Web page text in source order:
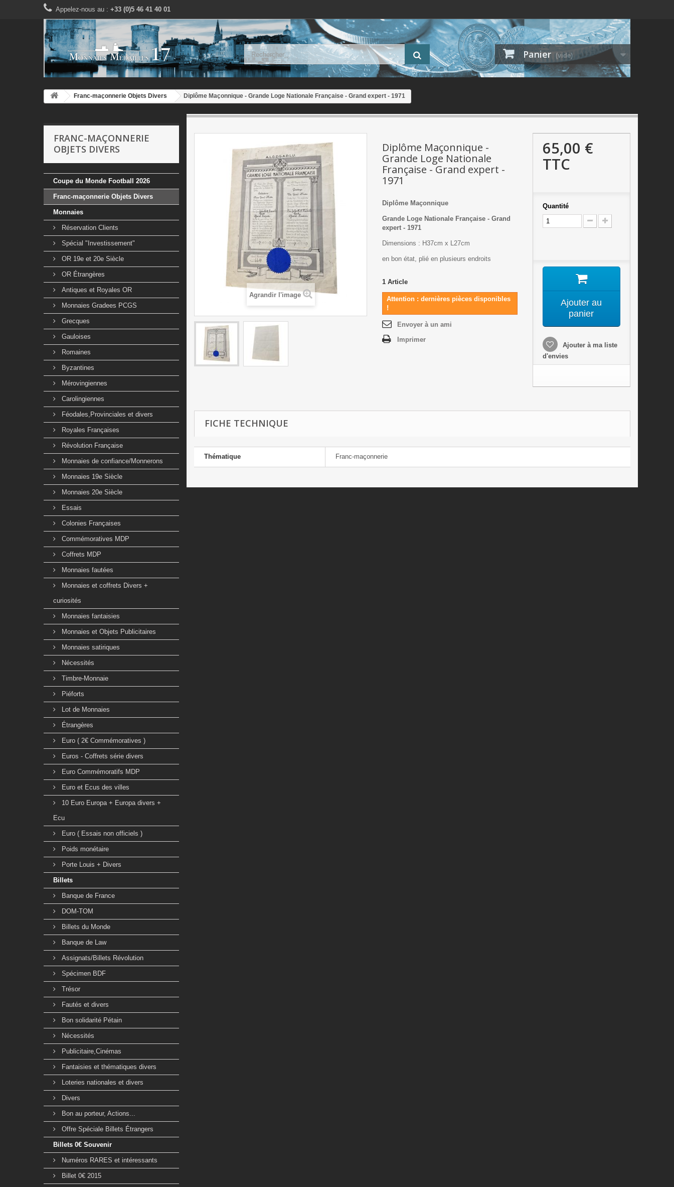
Appelez-nous au : +33 (0)5 46 41 40 01
Panier (vide)
Franc-maçonnerie Objets Divers Diplôme Maçonnique - Grande Loge Nationale Française - Grand expert - 1971
FRANC-MAÇONNERIE
OBJETS DIVERS
Coupe du Monde Football 2026
Franc-maçonnerie Objets Divers
Monnaies
Réservation Clients
Spécial "Investissement"
OR 19e et 20e Siècle
OR Étrangères
Antiques et Royales OR
Monnaies Gradees PCGS
Grecques
Gauloises
Romaines
Byzantines
Mérovingiennes
Carolingiennes
Féodales,Provinciales et divers
Royales Françaises
Révolution Française
Monnaies de confiance/Monnerons
Monnaies 19e Siècle
Monnaies 20e Siècle
Essais
Colonies Françaises
Commémoratives MDP
Coffrets MDP
Monnaies fautées
Monnaies et coffrets Divers +
curiosités
Monnaies fantaisies
Monnaies et Objets Publicitaires
Monnaies satiriques
Nécessités
Timbre-Monnaie
Piéforts
Lot de Monnaies
Étrangères
Euro ( 2€ Commémoratives )
Euros - Coffrets série divers
Euro Commémoratifs MDP
Euro et Ecus des villes
10 Euro Europa + Europa divers +
Ecu
Euro ( Essais non officiels )
Poids monétaire
Porte Louis + Divers
Billets
Banque de France
DOM-TOM
Billets du Monde
Banque de Law
Assignats/Billets Révolution
Spécimen BDF
Trésor
Fautés et divers
Bon solidarité Pétain
Nécessités
Publicitaire,Cinémas
Fantaisies et thématiques divers
Loteries nationales et divers
Divers
Bon au porteur, Actions...
Offre Spéciale Billets Étrangers
Billets 0€ Souvenir
Numéros RARES et intéressants
Billet 0€ 2015
Agrandir l'image
Diplôme Maçonnique -
Grande Loge Nationale
Française - Grand expert -
1971
Diplôme Maçonnique
Grande Loge Nationale Française - Grand
expert - 1971
Dimensions : H37cm x L27cm
en bon état, plié en plusieurs endroits
1 Article
Attention : dernières pièces disponibles
!
Envoyer à un ami
Imprimer
65,00 €
TTC
Quantité
Ajouter au
panier
Ajouter à ma liste
d'envies
FICHE TECHNIQUE
Thématique Franc-maçonnerie